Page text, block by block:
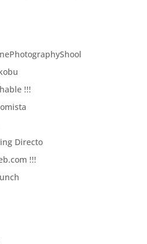
!!!
Directo
!!!